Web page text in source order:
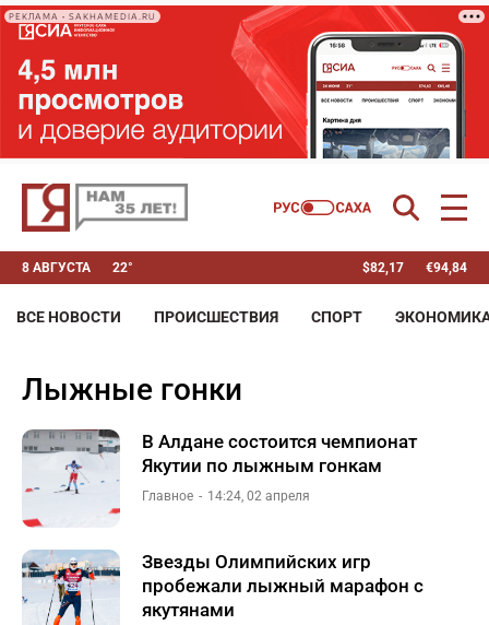
РЕКЛАМА • SAKHAMEDIA.RU
8 АВГУСТА 22° $82,17 €94,84
ВСЕ НОВОСТИ ПРОИСШЕСТВИЯ СПОРТ
лыжные гонки
В Алдане состоится чемпионат
Якутии по лыжным гонкам
Главное 14:24, 02 апреля
Звезды Олимпийских игр
пробежали лыжный марафон с
якутянами